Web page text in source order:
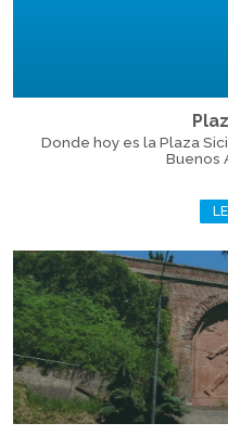
Donde hoy es la Plaza
Buenos